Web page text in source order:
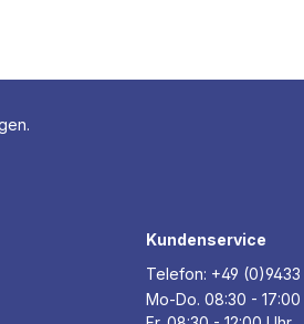
Kundenservice
Telefon: +49
Mo-Do. 08:30 - 17:00